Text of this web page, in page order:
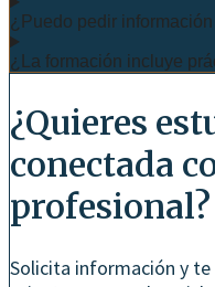
¿Puedo pedir
¿La formación incluye
¿Quieres
conectada
profesional?
Solicita información y te